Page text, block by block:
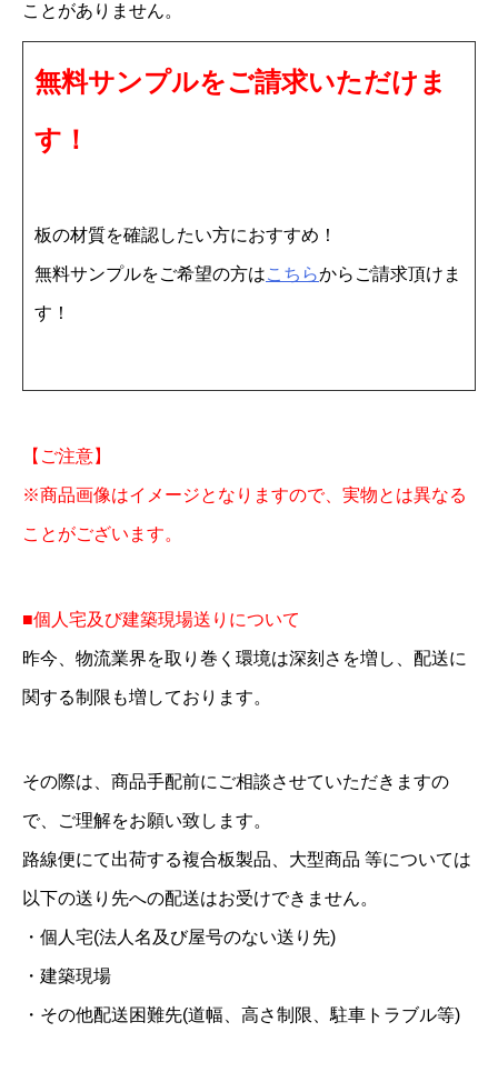
1
2
ことがありません。
無料サンプルをご請求いただけま
す！
板の材質を確認したい方におすすめ！
無料サンプルをご希望の方はこちらからご請求頂けま
す！
【ご注意】
※商品画像はイメージとなりますので、実物とは異なる
ことがございます。
■個人宅及び建築現場送りについて
昨今、物流業界を取り巻く環境は深刻さを増し、配送に
関する制限も増しております。
その際は、商品手配前にご相談させていただきますの
で、ご理解をお願い致します。
路線便にて出荷する複合板製品、大型商品 等については
以下の送り先への配送はお受けできません。
・個人宅(法人名及び屋号のない送り先)
・建築現場
・その他配送困難先(道幅、高さ制限、駐車トラブル等)